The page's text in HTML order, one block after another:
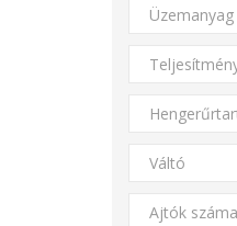
Üzemanyag
Váltó
Ajtók száma